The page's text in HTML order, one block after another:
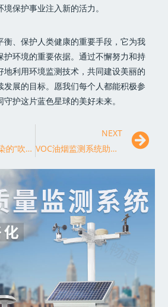
保护事业注入新的活力。
衡、保护人类健康的重要手段，它为我
护环境的重要依据。通过不懈努力和持
地利用环境监测技术，共同建设美丽的
发展的目标。愿我们每个人都能积极参
护这片蓝色星球的美好未来。
苔藓，空气污染的“吹哨人”
NEXT
VOC油烟监测系统助力改善空气质量